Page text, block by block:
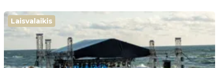
Laisvalaikis